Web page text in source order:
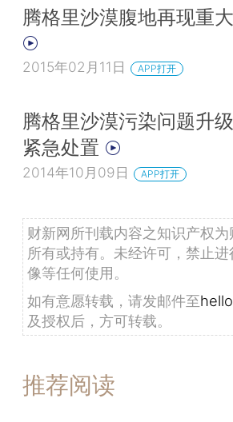
腾格里沙漠腹地再现重
2015年02月11日 APP打开
腾格里沙漠污染问题升
紧急处置
2014年10月09日 APP打开
财新网所刊载内容之知识产权
所有或持有。未经许可，禁止
像等任何使用。
如有意愿转载，请发邮件至
及授权后，方可转载。
推荐阅读